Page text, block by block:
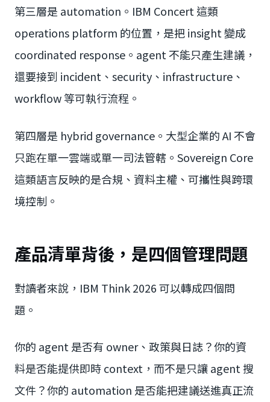
第三層是 automation。IBM Concert 這類
operations platform 的位置，是把 insight 變成
coordinated response。agent 不能只產生建議，
還要接到 incident、security、infrastructure、
workflow 等可執行流程。
第四層是 hybrid governance。大型企業的 AI 不會
只跑在單一雲端或單一司法管轄。Sovereign Core
這類語言反映的是合規、資料主權、可攜性與跨環
境控制。
產品清單背後，是四個管理問題
對讀者來說，IBM Think 2026 可以轉成四個問
題。
你的 agent 是否有 owner、政策與日誌？你的資
料是否能提供即時 context，而不是只讓 agent 搜
文件？你的 automation 是否能把建議送進真正流